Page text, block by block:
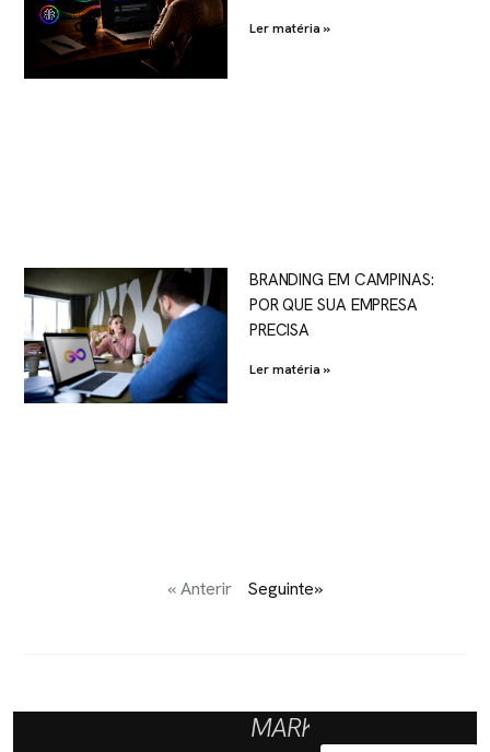
Ler matéria »
BRANDING EM CAMPINAS:
POR QUE SUA EMPRESA
PRECISA
Ler matéria »
« Anterir Seguinte»
MARKETING